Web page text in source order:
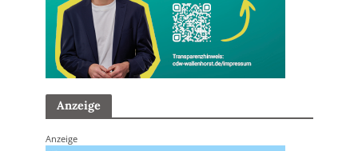
Anzeige
Anzeige